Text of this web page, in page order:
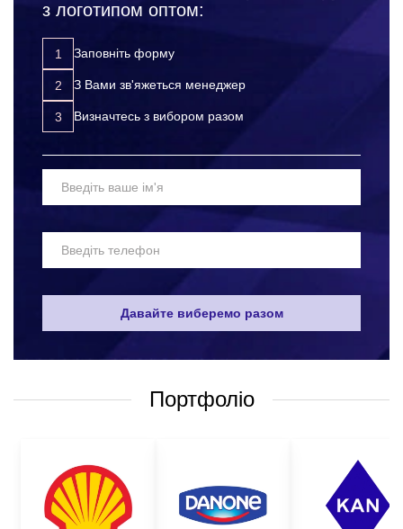
травм та інших неприємних ситуацій на робочому місці;
підвищуєте лояльність до компанії з боку співробітників;
розвиваєте корпоративну культуру;
просуваєте свій бренд за допомогою додаткової
реклами.
одне з найскладніших завдань. Адже, такі вироби мають бути
захищати руки від небезпечних уражень. Якісні матеріали та
технології виготовлення робочих рукавиць оптом не
дозволяють травмувати працівника, і при цьому не
викликатимуть дискомфорту від носіння таких виробів.
захисту, який би підійшов в усіх сферах. Але
найпоширенішими варіантами є:
робочі рукавиці;
латексні рукавички і багато іншого.
Все це лише невеликий перелік того, чим можна убезпечити
з логотипом оптом:
Заповніть форму
З Вами зв'яжеться менеджер
Визначтесь з вибором разом
Давайте виберемо разом
Портфоліо